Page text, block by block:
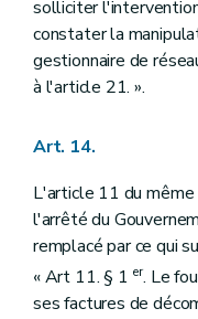
solliciter
constater la
gestionnaire de
à l'article 21. ».
Art. 14.
L'article 11 du même
l'arrêté du
remplacé par ce qui
« Art 11. § 1 er. Le
ses factures de